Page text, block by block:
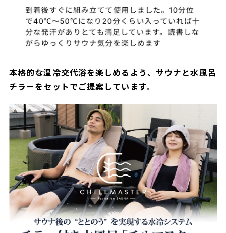
本格的な温冷交代浴を楽しめるよう、サウナと水風呂
チラーをセットでご提案しています。